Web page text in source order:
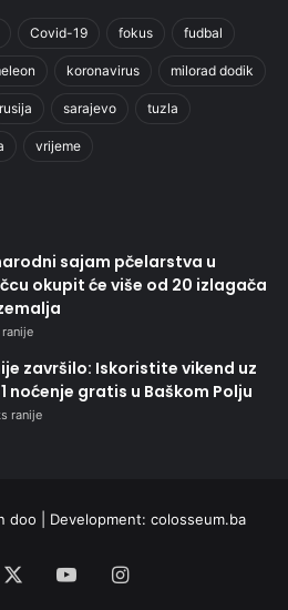
Covid-19 fokus fudbal
koronavirus milorad dodik
rusija sarajevo tuzla
vrijeme
sajam pčelarstva u
okupit će više od 20 izlagača
završilo: Iskoristite vikend uz
noćenje gratis u Baškom Polju
ranije
doo | Development: colosseum.ba
YouTubeInstagram